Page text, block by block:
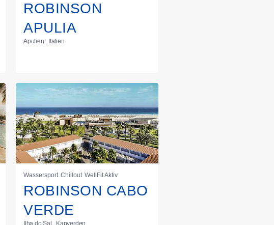
ROBINSON
APULIA
Apulien . Italien
Wassersport Chillout WellFit Aktiv
ROBINSON CABO
VERDE
Ilha do Sal . Kapverden